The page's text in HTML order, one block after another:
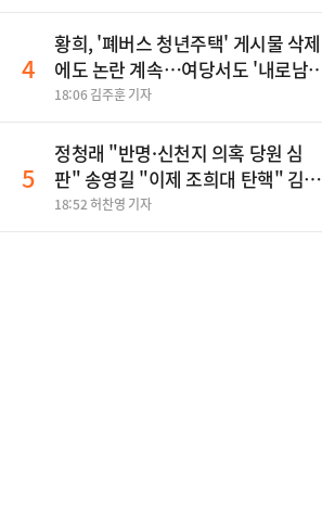
4
황희, '폐버스 청년주택' 게시물 삭제
에도 논란 계속…여당서도 '내로남
불' 비판
18:06 김주훈 기자
5
정청래 "반명·신천지 의혹 당원 심
판" 송영길 "이제 조희대 탄핵" 김민
석 "대체불가 민주당"
18:52 허찬영 기자